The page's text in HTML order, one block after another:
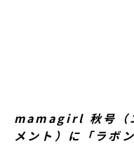
mamagirl 秋号（
メント）に「ラボ